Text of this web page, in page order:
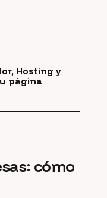
Hosting y
página
cómo